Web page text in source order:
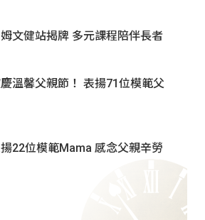
文健站揭牌 多元課程陪伴長者
溫馨父親節！ 表揚71位模範父
22位模範Mama 感念父親辛勞